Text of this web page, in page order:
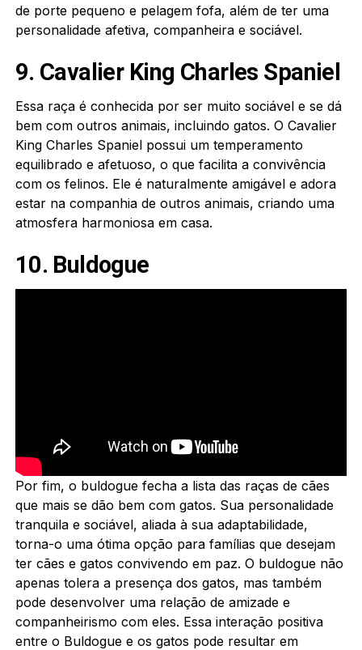
de porte pequeno e pelagem fofa, além de ter uma
personalidade afetiva, companheira e sociável.
9. Cavalier King Charles Spaniel
Essa raça é conhecida por ser muito sociável e se dá
bem com outros animais, incluindo gatos. O Cavalier
King Charles Spaniel possui um temperamento
equilibrado e afetuoso, o que facilita a convivência
com os felinos. Ele é naturalmente amigável e adora
estar na companhia de outros animais, criando uma
atmosfera harmoniosa em casa.
10. Buldogue
Por fim, o buldogue fecha a lista das raças de cães
que mais se dão bem com gatos. Sua personalidade
tranquila e sociável, aliada à sua adaptabilidade,
torna-o uma ótima opção para famílias que desejam
ter cães e gatos convivendo em paz. O buldogue não
apenas tolera a presença dos gatos, mas também
pode desenvolver uma relação de amizade e
companheirismo com eles. Essa interação positiva
entre o Buldogue e os gatos pode resultar em